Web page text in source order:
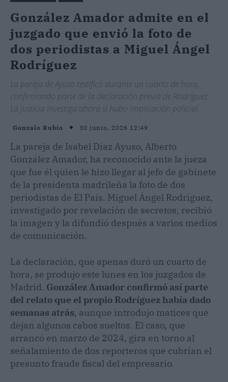
González Amador admite en el
juzgado que envió la foto de
dos periodistas a Miguel Ángel
Rodríguez
La pareja de Ayuso testificó durante un cuarto de hora,
confirmando parte de la declaración previa de Rodríguez.
La justicia investiga ahora si hubo implicación policial.
Gonzalo Rubio 30 junio, 2026 12:49
La pareja de Isabel Díaz Ayuso, Alberto
González Amador, ha reconocido ante la jueza
que fue él quien le hizo llegar al jefe de gabinete
de la presidenta madrileña la foto de dos
periodistas de El País. Miguel Ángel Rodríguez,
investigado por revelación de secretos, recibió
la imagen y la difundió después a varios medios
de comunicación.
La declaración, que apenas duró un cuarto de
hora, se produjo este lunes en los juzgados de
Madrid. González Amador confirmó así parte
del relato que el propio Rodríguez había dado
semanas atrás, aunque introdujo matices que
dejan algunos cabos sueltos. El caso, que
arrancó en marzo de 2024, gira en torno al
señalamiento de dos reporteros que cubrían el
presunto fraude fiscal del empresario.